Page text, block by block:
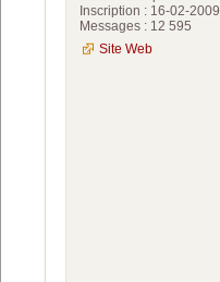
Inscription : 16-02-2009
Messages : 12 595
Site Web